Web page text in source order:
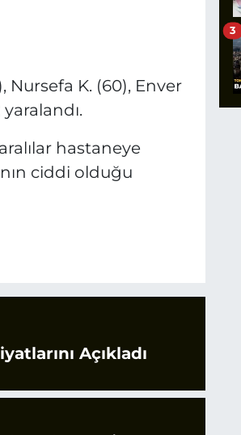
Nursefa K. (60), Enver
hastaneye
ciddi olduğu
Açıkladı
3